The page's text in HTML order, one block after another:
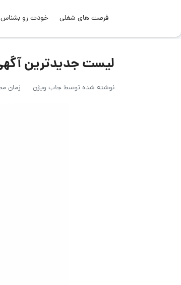
فرصت های شغلی خودت رو بشناس
لیست جدیدترین آگهی‌های
نوشته شده توسطجاب ویژن زمان